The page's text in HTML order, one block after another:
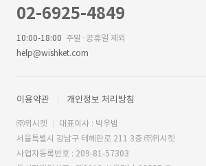
02-6925-4849
10:00-18:00 주말·공휴일 제외
help@wishket.com
이용약관 개인정보 처리방침
㈜위시켓
대표이사 : 박우범
서울특별시 강남구 테헤란로 211 3층 ㈜위시켓
사업자등록번호 : 209-81-57303